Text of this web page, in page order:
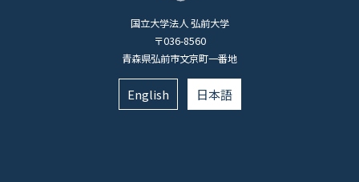
国立大学法人 弘前大学
〒036-8560
青森県弘前市文京町一番地
English 日本語